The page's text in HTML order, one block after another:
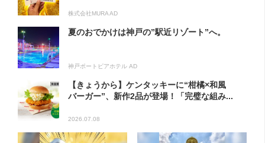
株式会社MURA AD
夏のおでかけは神戸の”駅近リゾート”へ。
神戸ポートピアホテル AD
【きょうから】ケンタッキーに“柑橘×和風
バーガー”、新作2品が登場！「完璧な組み...
2026.07.08